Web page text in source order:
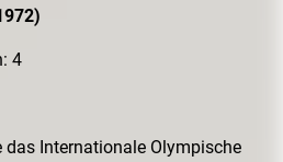
4
Internationale Olympische